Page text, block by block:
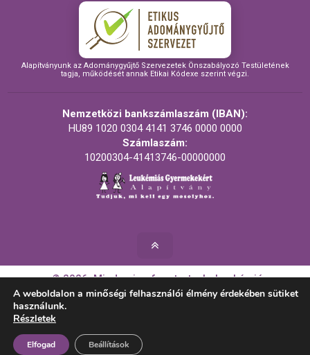
Alapítványunk az Adománygyűjtő Szervezetek Önszabályozó Testületének
tagja, működését annak Etikai Kódexe szerint végzi.
Nemzetközi bankszámlaszám (IBAN):
HU89 1020 0304 4141 3746 0000 0000
Számlaszám:
10200304-41413746-00000000
© 2026. Minden jog fenntartva! - Leukémiás
Gyermekekért Alapítvány
A weboldalon a minőségi felhasználói élmény érdekében sütiket
használunk.
Részletek
Elfogad Beállítások